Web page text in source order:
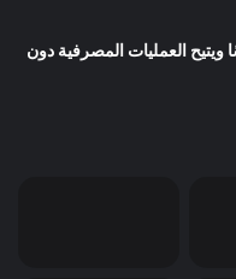
العمليات المصرفية دون